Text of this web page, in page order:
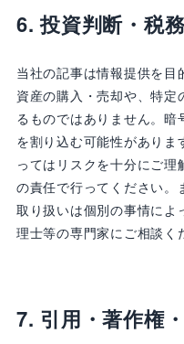
6. 投資判断・税
当社の記事は情報提供を
資産の購入・売却や、特定
るものではありません。暗
を割り込む可能性がありま
ってはリスクを十分にご
の責任で行ってください。
取り扱いは個別の事情によ
理士等の専門家にご相談く
7. 引用・著作権